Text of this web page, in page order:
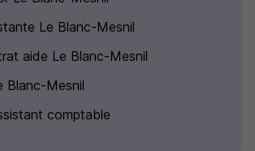
Le Blanc-Mesnil
aide Le Blanc-Mesnil
Blanc-Mesnil
comptable